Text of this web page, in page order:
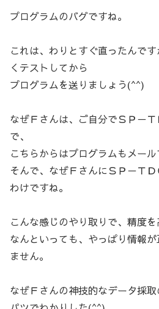
プログラムのバグですね。
これは、わりとすぐ直ったんで
くテストしてから
プログラムを送りましょう(^^)
なぜＦさんは、ご自分でＳＰ－
で、
こちらからはプログラムもメール
そんで、なぜＦさんにＳＰ－Ｔ
わけですね。
こんな感じのやり取りで、精度を
なんといっても、やっぱり情報
ません。
なぜＦさんの神技的なデータ採